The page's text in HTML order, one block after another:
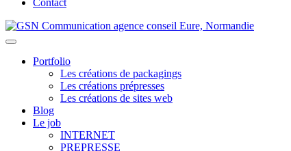
Contact
Portfolio
Les créations de packagings
Les créations prépresses
Les créations de sites web
Blog
Le job
INTERNET
PREPRESSE